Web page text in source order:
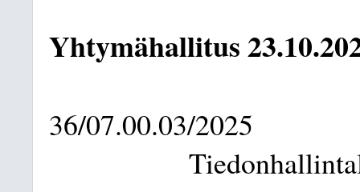
Yhtymähallitus
36/07.00.03/2025